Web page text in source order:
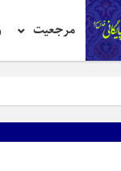
مرجعیت